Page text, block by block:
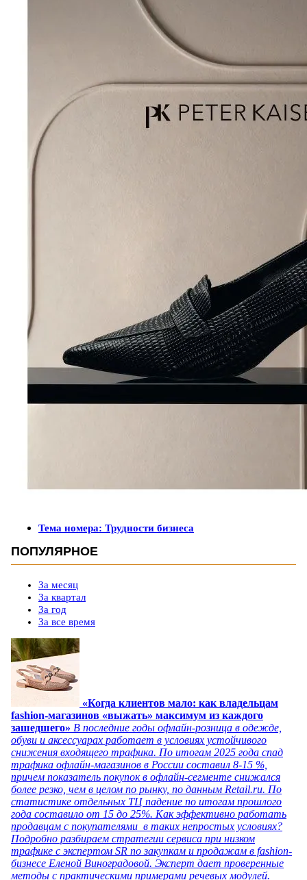
Тема номера: Трудности бизнеса
ПОПУЛЯРНОЕ
За месяц
За квартал
За год
За все время
«Когда клиентов мало: как владельцам
fashion-магазинов «выжать» максимум из каждого
зашедшего» В последние годы офлайн-розница в одежде,
обуви и аксессуарах работает в условиях устойчивого
снижения входящего трафика. По итогам 2025 года спад
трафика офлайн-магазинов в России составил 8-15 %,
причем показатель покупок в офлайн-сегменте снижался
более резко, чем в целом по рынку, по данным Retail.ru. По
статистике отдельных ТЦ падение по итогам прошлого
года составило от 15 до 25%. Как эффективно работать
продавцам с покупателями в таких непростых условиях?
Подробно разбираем стратегии сервиса при низком
трафике с экспертом SR по закупкам и продажам в fashion-
бизнесе Еленой Виноградовой. Эксперт дает проверенные
методы с практическими примерами речевых модулей.